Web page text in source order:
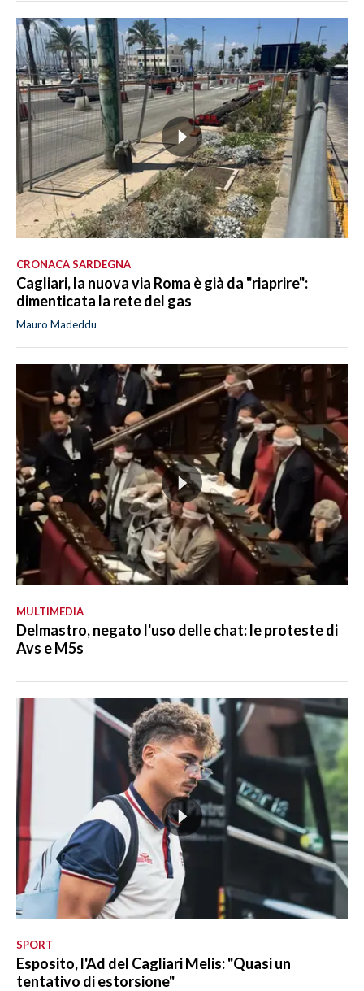
CRONACA SARDEGNA
Cagliari, la nuova via Roma è già da "riaprire":
dimenticata la rete del gas
Mauro Madeddu
MULTIMEDIA
Delmastro, negato l'uso delle chat: le proteste di
Avs e M5s
SPORT
Esposito, l'Ad del Cagliari Melis: "Quasi un
tentativo di estorsione"